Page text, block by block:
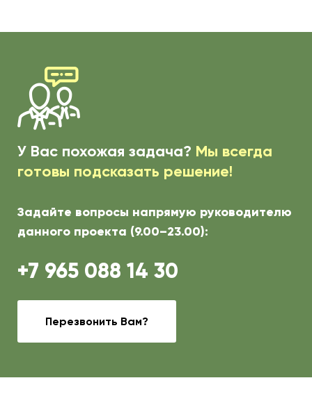
У Вас похожая задача? Мы всегда
готовы подсказать решение!
Задайте вопросы напрямую руководителю
данного проекта (9.00–23.00):
+7 965 088 14 30
Перезвонить Вам?